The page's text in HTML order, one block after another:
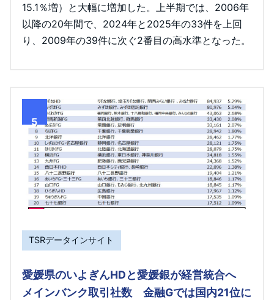
15.1％増）と大幅に増加した。上半期では、2006年
以降の20年間で、2024年と2025年の33件を上回
り、2009年の39件に次ぐ2番目の高水準となった。
5
TSRデータインサイト
愛媛県のいよぎんHDと愛媛銀が経営統合へ
メインバンク取引社数 金融Gでは国内21位に